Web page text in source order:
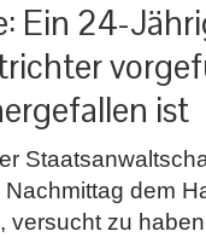
Ein 24-
ist
dem
versucht zu